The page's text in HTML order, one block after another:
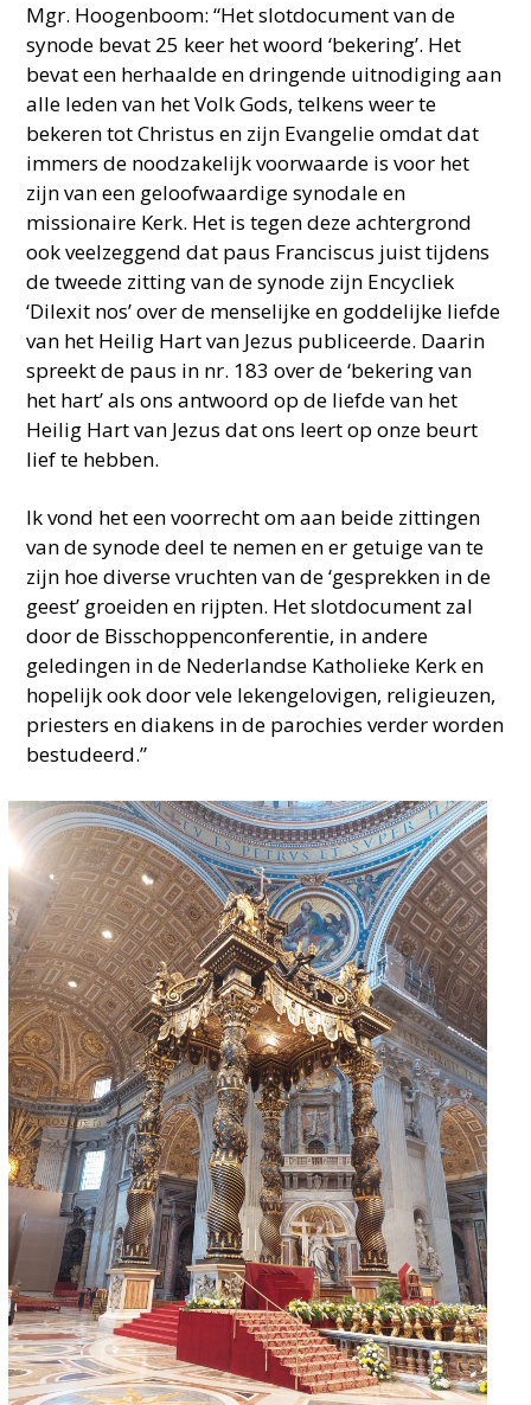
Mgr. Hoogenboom: “Het slotdocument van de
synode bevat 25 keer het woord ‘bekering’. Het
bevat een herhaalde en dringende uitnodiging aan
alle leden van het Volk Gods, telkens weer te
bekeren tot Christus en zijn Evangelie omdat dat
immers de noodzakelijk voorwaarde is voor het
zijn van een geloofwaardige synodale en
missionaire Kerk. Het is tegen deze achtergrond
ook veelzeggend dat paus Franciscus juist tijdens
de tweede zitting van de synode zijn Encycliek
‘Dilexit nos’ over de menselijke en goddelijke liefde
van het Heilig Hart van Jezus publiceerde. Daarin
spreekt de paus in nr. 183 over de ‘bekering van
het hart’ als ons antwoord op de liefde van het
Heilig Hart van Jezus dat ons leert op onze beurt
lief te hebben.
Ik vond het een voorrecht om aan beide zittingen
van de synode deel te nemen en er getuige van te
zijn hoe diverse vruchten van de ‘gesprekken in de
geest’ groeiden en rijpten. Het slotdocument zal
door de Bisschoppenconferentie, in andere
geledingen in de Nederlandse Katholieke Kerk en
hopelijk ook door vele lekengelovigen, religieuzen,
priesters en diakens in de parochies verder worden
bestudeerd.”